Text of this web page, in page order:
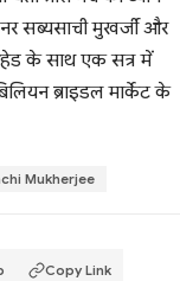
सब्यसाची मुखर्जी और
के साथ एक सत्र में
ब्राइडल मार्केट के
Mukherjee
Copy Link